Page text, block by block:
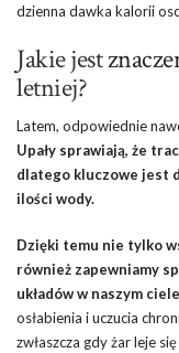
dzienna dawka kalorii
Jakie jest
letniej?
Latem, odpowiednie
Upały sprawiają, że
dlatego kluczowe jest
ilości wody.
Dzięki temu nie tylko
również zapewniamy
układów w naszym
osłabienia i uczucia
zwłaszcza gdy żar leje